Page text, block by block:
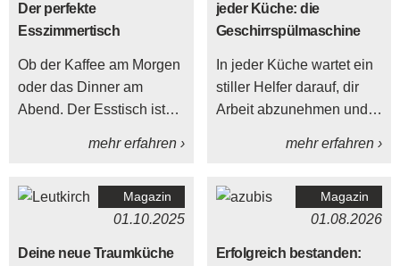
Der perfekte
Esszimmertisch
Ob der Kaffee am Morgen
oder das Dinner am
Abend. Der Esstisch ist
Freunde zusammen,
leckeres Essen wird
mehr erfahren ›
jeder Küche: die
Geschirrspülmaschine
In jeder Küche wartet ein
stiller Helfer darauf, dir
Arbeit abzunehmen und
mehr erfahren ›
Magazin
01.10.2025
Deine neue Traumküche
Magazin
01.08.2026
Erfolgreich bestanden: